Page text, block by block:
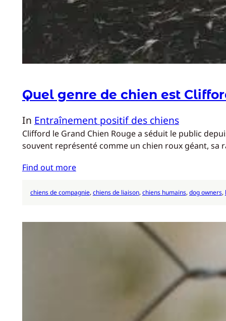
Quel genre de chien est
In Entraînement positif des chiens
Clifford le Grand Chien Rouge a séduit le public
souvent représenté comme un chien roux géant, sa
Find out more
chiens de compagnie, chiens de liaison, chiens humains, dog owners,